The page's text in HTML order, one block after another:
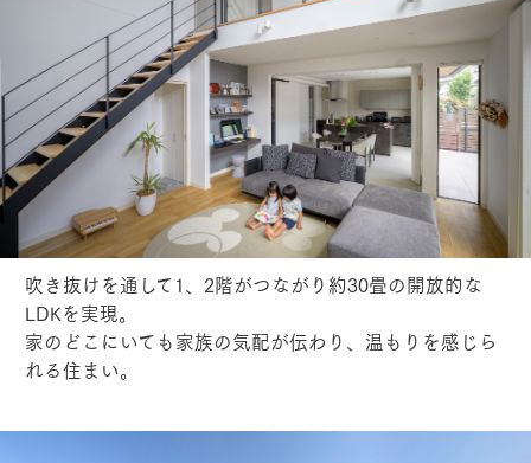
吹き抜けを通して1、2階がつながり約30畳の開放的な
LDKを実現。
家のどこにいても家族の気配が伝わり、温もりを感じら
れる住まい。